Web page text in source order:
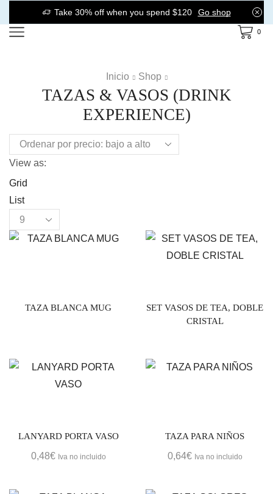
Take 30% off when you spend $120 Go shop
0
Inicio Shop
TAZAS & VASOS (DRINK
EXPERIENCE)
View as:
Grid
List
Products
per
TAZA BLANCA MUG
SET VASOS DE TEA, DOBLE
CRISTAL
LANYARD PORTA VASO
0,48€ Iva no incluido
TAZA PARA NIÑOS
0,64€ Iva no incluido